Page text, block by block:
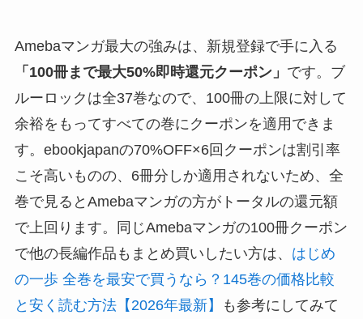
Amebaマンガ最大の強みは、新規登録で手に入る
「100冊まで最大50%即時還元クーポン」 です。ブ
ルーロックは全37巻なので、100冊の上限に対して
余裕をもってすべての巻にクーポンを適用できま
す。ebookjapanの70%OFF×6回クーポンは割引率
こそ高いものの、6冊分しか適用されないため、全
巻で見るとAmebaマンガの方がトータルの還元額
で上回ります。同じAmebaマンガの100冊クーポン
で他の長編作品もまとめ買いしたい方は、 はじめ
の一歩 全巻を最安で買うなら？145巻の価格比較
と安く読む方法【2026年最新】
も参考にしてみて